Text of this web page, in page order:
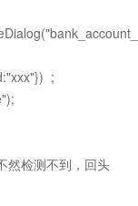
;
然检测不到，回头